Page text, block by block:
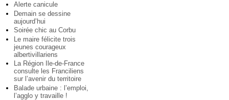
Alerte canicule
Demain se dessine
aujourd’hui
Soirée chic au Corbu
Le maire félicite trois
jeunes courageux
albertivillariens
La Région Ile-de-France
consulte les Franciliens
sur l’avenir du territoire
Balade urbaine : l’emploi,
l’agglo y travaille !